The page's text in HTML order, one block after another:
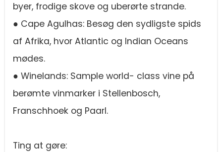
byer, frodige skove og uberørte strande.
● Cape Agulhas: Besøg den sydligste spids
af Afrika, hvor Atlantic og Indian Oceans
mødes.
● Winelands: Sample world- class vine på
berømte vinmarker i Stellenbosch,
Franschhoek og Paarl.
Ting at gøre: